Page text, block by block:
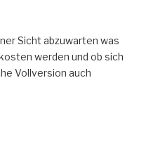
Sicht abzuwarten was
werden und ob sich
Vollversion auch